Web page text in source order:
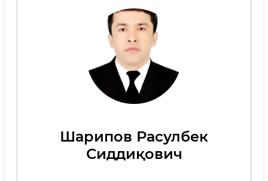
Шарипов Расулбек
Сиддиқович